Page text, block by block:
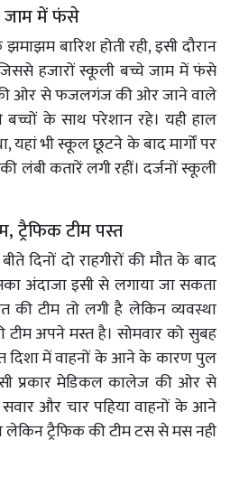
जाम में फंसे
बारिश होती रही, इसी दौरान
हजारों स्कूली बच्चे जाम में फंसे
ओर से फजलगंज की ओर जाने वाले
बच्चों के साथ परेशान रहे। यही हाल
यहां भी स्कूल छूटने के बाद मार्गों पर
लंबी कतारें लगी रहीं। दर्जनों स्कूली
ट्रैफिक टीम पस्त
दिनों दो राहगीरों की मौत के बाद
अंदाजा इसी से लगाया जा सकता
की टीम तो लगी है लेकिन व्यवस्था
अपने मस्त है। सोमवार को सुबह
दिशा में वाहनों के आने के कारण पुल
प्रकार मेडिकल कालेज की ओर से
और चार पहिया वाहनों के आने
ट्रैफिक की टीम टस से मस नही